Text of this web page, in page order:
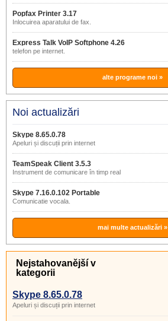
Popfax Printer 3.17
Înlocuirea aparatului de fax.
Express Talk VoIP Softphone 4.26
telefon pe internet.
alte programe noi »
Noi actualizări
Skype 8.65.0.78
Apeluri și discuții prin internet
TeamSpeak Client 3.5.3
Instrument de comunicare în timp real
Skype 7.16.0.102 Portable
Comunicatie vocala.
mai multe actualizări »
Nejstahovanější v
kategorii
Skype 8.65.0.78
Apeluri și discuții prin internet